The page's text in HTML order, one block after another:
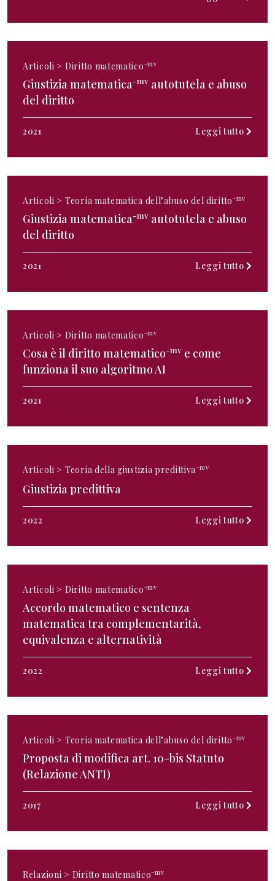
Articoli > Diritto matematico-mv
Giustizia matematica-mv autotutela e abuso
del diritto
2021 Leggi tutto
Articoli > Teoria matematica dell’abuso del diritto-mv
Giustizia matematica-mv autotutela e abuso
del diritto
2021 Leggi tutto
Articoli > Diritto matematico-mv
Cosa è il diritto matematico-mv e come
funziona il suo algoritmo AI
2021 Leggi tutto
Articoli > Teoria della giustizia predittiva-mv
Giustizia predittiva
2022 Leggi tutto
Articoli > Diritto matematico-mv
Accordo matematico e sentenza
matematica tra complementarità,
equivalenza e alternatività
2022 Leggi tutto
Articoli > Teoria matematica dell’abuso del diritto-mv
Proposta di modifica art. 10-bis Statuto
(Relazione ANTI)
2017 Leggi tutto
Relazioni > Diritto matematico-mv